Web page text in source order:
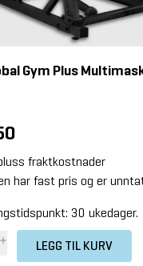
Gym Plus
fraktkostnader
har fast pris og er
30 ukedager.
LEGG TIL KURV